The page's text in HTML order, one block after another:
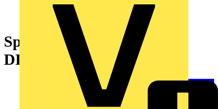
SpaceLogic KNX-Koppler
DIN-Schiene